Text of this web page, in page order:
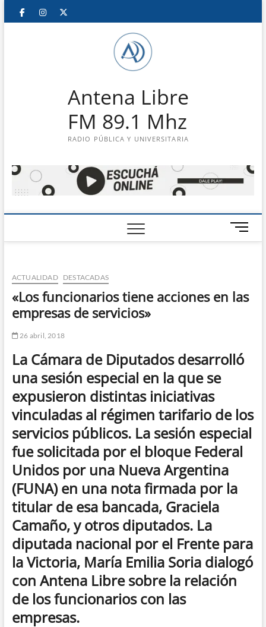
Saltar
FacebookInstagram
Antena Libre
FM 89.1 Mhz
RADIO PÚBLICA Y UNIVERSITARIA
B
o
d
e
ú
ACTUALIDAD DESTACADAS
«Los funcionarios tiene acciones en las
empresas de servicios»
26 abril, 2018
La Cámara de Diputados desarrolló
una sesión especial en la que se
expusieron distintas iniciativas
vinculadas al régimen tarifario de los
servicios públicos. La sesión especial
fue solicitada por el bloque Federal
Unidos por una Nueva Argentina
(FUNA) en una nota firmada por la
titular de esa bancada, Graciela
Camaño, y otros diputados. La
diputada nacional por el Frente para
la Victoria, María Emilia Soria dialogó
con Antena Libre sobre la relación
de los funcionarios con las
empresas.